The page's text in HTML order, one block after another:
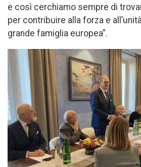
e così cerchiamo sempre di
per contribuire alla forza e
grande famiglia europea”.